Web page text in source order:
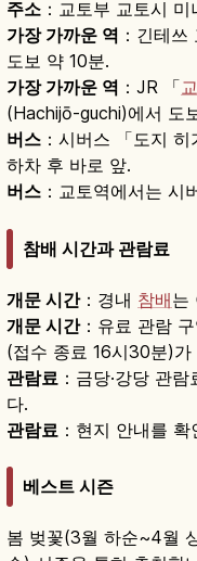
주소 ：교토부 교토시
가장 가까운 역 ：긴테
도보 약 10분.
가장 가까운 역 ：JR 「
(Hachijō-guchi)에서 도
버스 ：시버스 「도지
하차 후 바로 앞.
버스 ：교토역에서는
참배 시간과 관람료
개문 시간：경내 참배는
개문 시간：유료 관람
(접수 종료 16시30분)가
관람료 ：금당·강당 관
다.
관람료 ：현지 안내를
베스트 시즌
봄 벚꽃(3월 하순~4월